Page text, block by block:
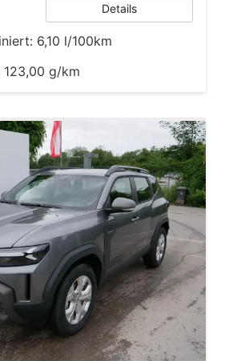
Details
6,10 l/100km
123,00 g/km